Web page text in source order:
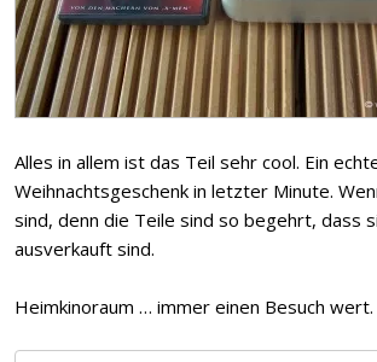
Alles in allem ist das Teil sehr cool. Ein
Weihnachtsgeschenk in letzter Minute.
sind, denn die Teile sind so begehrt, dass
ausverkauft sind.
Heimkinoraum … immer einen Besuch wert.